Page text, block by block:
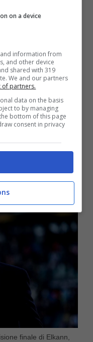
in
che
è arrivato da
ora ad una
finale di Elkann,
on a device
information from
and other device
shared with 319
We and our partners
of partners.
data on the basis
to by managing
bottom of this page
consent in privacy